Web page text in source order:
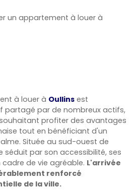
un appartement à louer à
à louer à Oullins est
partagé par de nombreux actifs,
profiter des avantages
tout en bénéficiant d'un
Située au sud-ouest de
séduit par son accessibilité, ses
de vie agréable. L'arrivée
renforcé
de la ville.